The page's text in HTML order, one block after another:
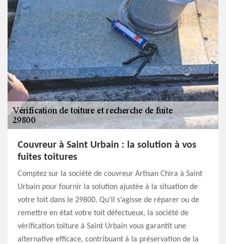
Couvreur à Saint Urbain : la solution à vos
fuites toitures
Comptez sur la société de couvreur Artisan Chira à Saint
Urbain pour fournir la solution ajustée à la situation de
votre toit dans le 29800. Qu’il s’agisse de réparer ou de
remettre en état votre toit défectueux, la société de
vérification toiture à Saint Urbain vous garantit une
alternative efficace, contribuant à la préservation de la